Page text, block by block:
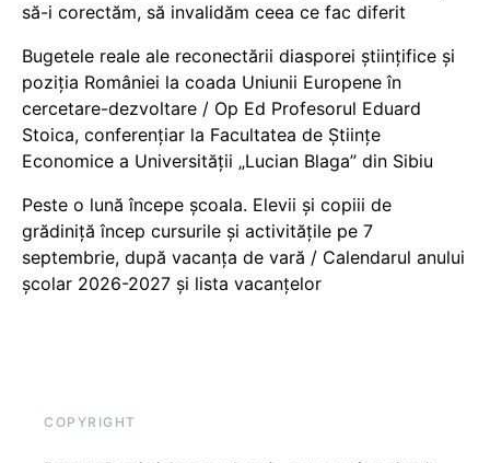
să-i corectăm, să invalidăm ceea ce fac diferit
Bugetele reale ale reconectării diasporei științifice și
poziția României la coada Uniunii Europene în
cercetare-dezvoltare / Op Ed Profesorul Eduard
Stoica, conferențiar la Facultatea de Științe
Economice a Universității „Lucian Blaga” din Sibiu
Peste o lună începe școala. Elevii și copiii de
grădiniță încep cursurile și activitățile pe 7
septembrie, după vacanța de vară / Calendarul anului
școlar 2026-2027 și lista vacanțelor
COPYRIGHT